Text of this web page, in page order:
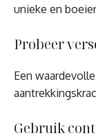
unieke en
Probeer
Een
Gebruik